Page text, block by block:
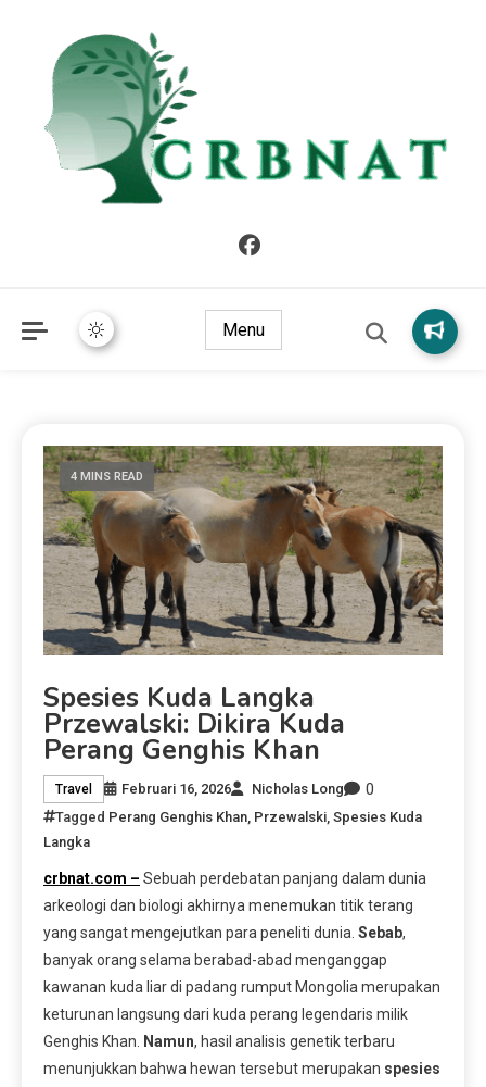
Menu
4 MINS READ
Spesies Kuda Langka
Przewalski: Dikira Kuda
Perang Genghis Khan
Travel Februari 16, 2026 Nicholas Long 0
Tagged Perang Genghis Khan Przewalski Spesies Kuda
Langka
crbnat.com – Sebuah perdebatan panjang dalam dunia
arkeologi dan biologi akhirnya menemukan titik terang
yang sangat mengejutkan para peneliti dunia. Sebab,
banyak orang selama berabad-abad menganggap
kawanan kuda liar di padang rumput Mongolia merupakan
keturunan langsung dari kuda perang legendaris milik
Genghis Khan.
Namun, hasil analisis genetik terbaru
menunjukkan bahwa hewan tersebut merupakan spesies